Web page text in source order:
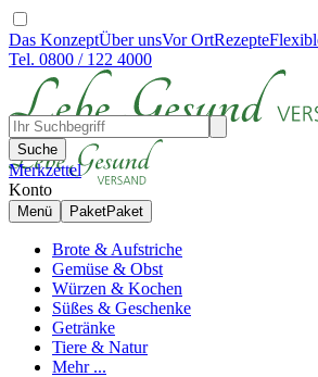
Das KonzeptÜber unsVor OrtRezepte
Tel. 0800 / 122 4000
Suche
Merkzettel
Konto
Menü PaketPaket
Brote & Aufstriche
Gemüse & Obst
Würzen & Kochen
Süßes & Geschenke
Getränke
Tiere & Natur
Mehr ...